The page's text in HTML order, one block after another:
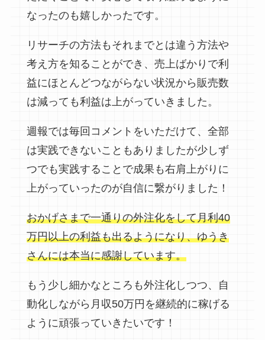
なったのも嬉しかったです。
リサーチの方法もそれまでとは違う方法や
考え方を知ることができ、売上ばかりで利
益にほとんどつながらない状況から販売数
は減っても利益は上がっていきました。
週報では毎回コメントをいただけて、全部
は実践できないこともありましたが少しず
つでも実践することで成果も右肩上がりに
上がっていったのが自信に繋がりました！
おかげさまで一通りの外注化をして月利40
万円以上の利益も出るようになり、ゆうき
さんには本当に感謝しています。
もう少し細かなところも外注化しつつ、自
動化しながら月収50万円を継続的に稼げる
ように頑張っていきたいです！